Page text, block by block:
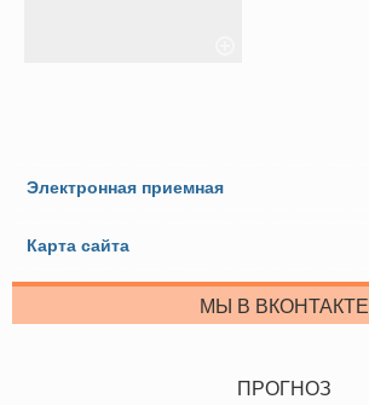
Электронная приемная
Карта сайта
МЫ В ВКОНТАКТЕ
ПРОГНОЗ